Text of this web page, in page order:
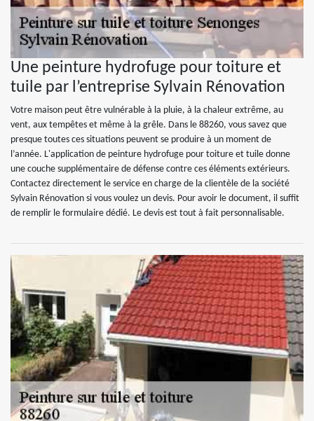
Une peinture hydrofuge pour toiture et
tuile par l’entreprise Sylvain Rénovation
Votre maison peut être vulnérable à la pluie, à la chaleur extrême, au
vent, aux tempêtes et même à la grêle. Dans le 88260, vous savez que
presque toutes ces situations peuvent se produire à un moment de
l’année. L'application de peinture hydrofuge pour toiture et tuile donne
une couche supplémentaire de défense contre ces éléments extérieurs.
Contactez directement le service en charge de la clientèle de la société
Sylvain Rénovation si vous voulez un devis. Pour avoir le document, il suffit
de remplir le formulaire dédié. Le devis est tout à fait personnalisable.